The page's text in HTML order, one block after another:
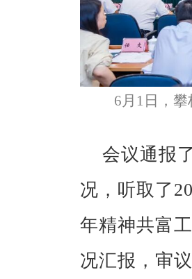
6月1日，
会议通报
况，听取了
年精神共富
况汇报，审